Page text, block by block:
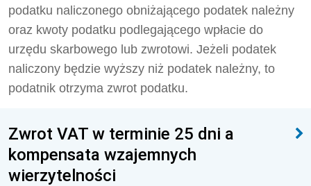
podatku naliczonego obniżającego podatek należny
oraz kwoty podatku podlegającego wpłacie do
urzędu skarbowego lub zwrotowi. Jeżeli podatek
naliczony będzie wyższy niż podatek należny, to
podatnik otrzyma zwrot podatku.
Zwrot VAT w terminie 25 dni a
kompensata wzajemnych
wierzytelności